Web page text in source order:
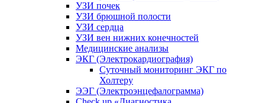
УЗИ почек
УЗИ брюшной полости
УЗИ сердца
УЗИ вен нижних конечностей
Медицинские анализы
ЭКГ (Электрокардиография)
Cуточный мониторинг ЭКГ по
Холтеру
ЭЭГ (Электроэнце­фало­грамма)